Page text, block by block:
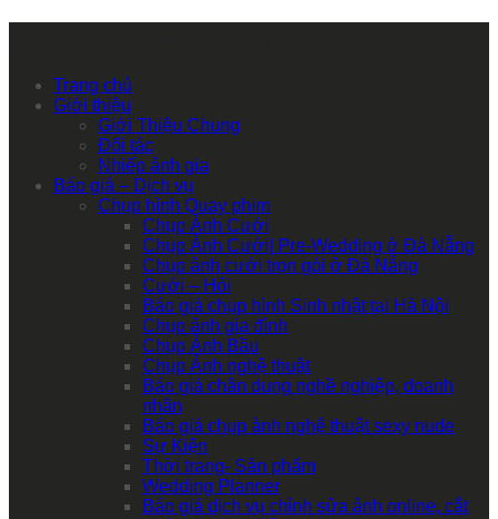
Trang chủ
Giới thiệu
Giới Thiệu Chung
Đối tác
Nhiếp ảnh gia
Báo giá – Dịch vụ
Chụp hình Quay phim
Chụp Ảnh Cưới
Chụp Ảnh Cưới| Pre-Wedding ở Đà Nẵng
Chụp ảnh cưới trọn gói ở Đà Nẵng
Cưới – Hỏi
Báo giá chụp hình Sinh nhật tại Hà Nội
Chụp ảnh gia đình
Chụp Ảnh Bầu
Chụp Ảnh nghệ thuật
Báo giá chân dung nghề nghiệp, doanh
nhân
Báo giá chụp ảnh nghệ thuật sexy nude
Sự Kiện
Thời trang- Sản phẩm
Wedding Planner
Báo giá dịch vụ chỉnh sửa ảnh online, cắt